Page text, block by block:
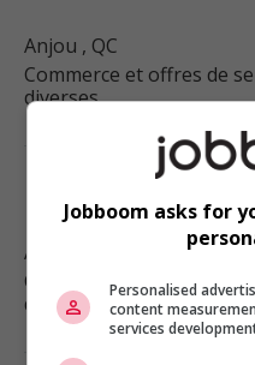
Anjou , QC
Commerce et offres de
diverses
Anjou
Commerce et offres de
diverses
Jobboom asks for
Personalised
content
services